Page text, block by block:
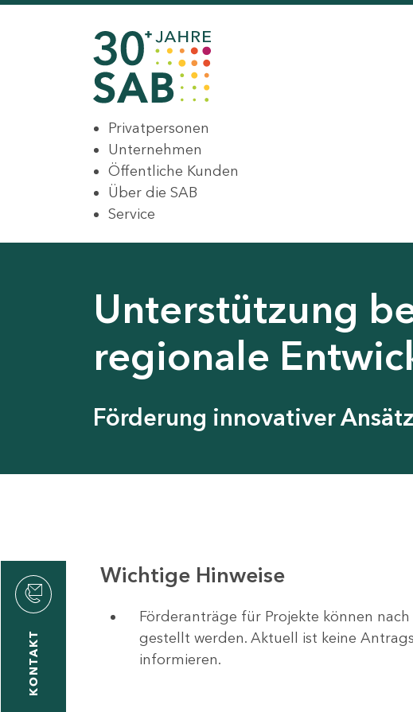
Privatpersonen
Unternehmen
Öffentliche Kunden
Über die SAB
Service
Unterstützung
regionale
Förderung innovativer
KONTAKT
Wichtige Hinweise
Förderanträge für Projekte können
gestellt werden. Aktuell ist keine
informieren.